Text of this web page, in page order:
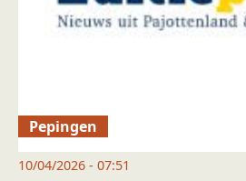
Pepingen
10/04/2026 - 07:51